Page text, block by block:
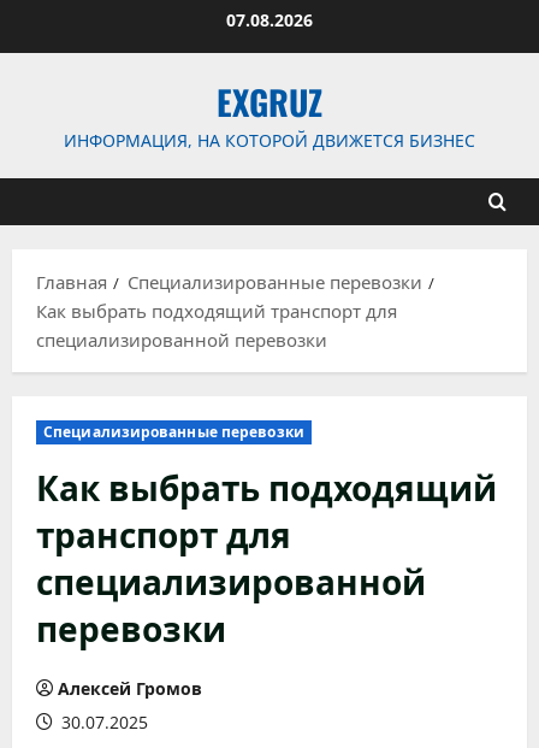
07.08.2026
EXGRUZ
ИНФОРМАЦИЯ, НА КОТОРОЙ ДВИЖЕТСЯ БИЗНЕС
Главная
Специализированные перевозки
Как выбрать подходящий транспорт для
специализированной перевозки
Специализированные перевозки
Как выбрать подходящий
транспорт для
специализированной
перевозки
Алексей Громов
30.07.2025